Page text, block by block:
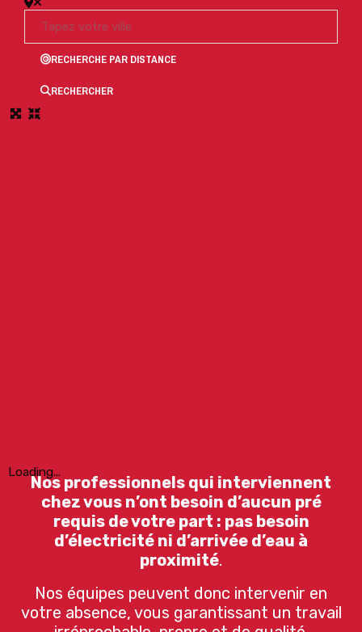
RECHERCHE PAR DISTANCE
RECHERCHER
Loading...
Nos professionnels qui interviennent
chez vous n’ont besoin d’aucun pré
requis de votre part : pas besoin
d’électricité ni d’arrivée d’eau à
proximité.
Nos équipes peuvent donc intervenir en
votre absence, vous garantissant un travail